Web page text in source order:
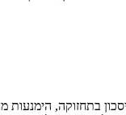
בהשקעה משתלמת לאורך זמן.